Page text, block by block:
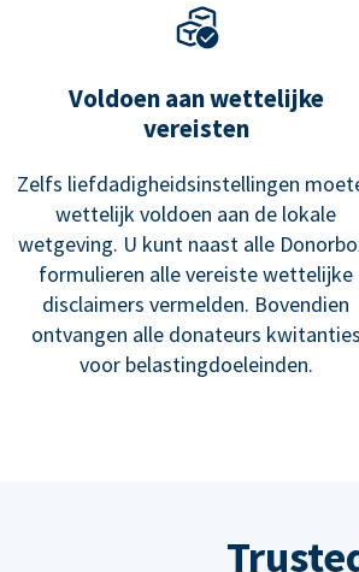
Voldoen aan wettelijke
vereisten
Zelfs liefdadigheidsinstellingen
wettelijk voldoen aan de lokale
wetgeving. U kunt naast alle
formulieren alle vereiste wettelijke
disclaimers vermelden. Bovendien
ontvangen alle donateurs kwitanties
voor belastingdoeleinden.